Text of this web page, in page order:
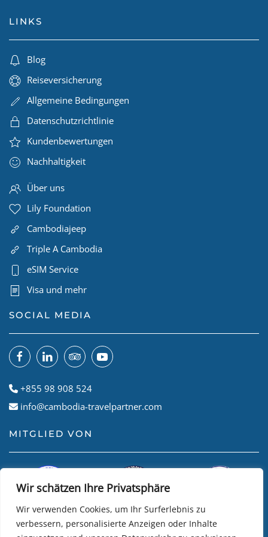
Wir schätzen Ihre Privatsphäre
Wir verwenden Cookies, um Ihr Surferlebnis zu
verbessern, personalisierte Anzeigen oder Inhalte
LINKS
Blog
Reiseversicherung
Allgemeine Bedingungen
Datenschutzrichtlinie
Kundenbewertungen
Nachhaltigkeit
Über uns
Lily Foundation
Cambodiajeep
Triple A Cambodia
eSIM Service
Visa und mehr
SOCIAL MEDIA
+855 98 908 524
info@cambodia-travelpartner.com
MITGLIED VON